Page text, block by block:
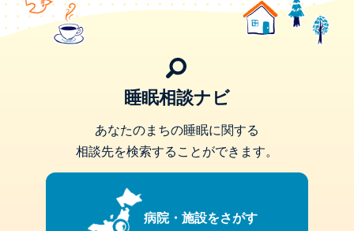
睡眠相談ナビ
あなたのまちの睡眠に関する
相談先を検索することができます。
病院・施設をさがす